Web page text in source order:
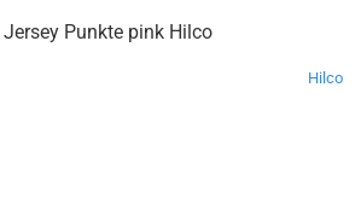
Punkte pink Hilco
Hilco